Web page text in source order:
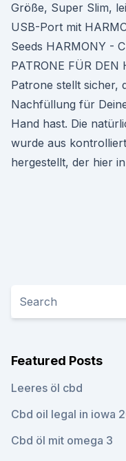
Größe, Super Slim,
USB-Port mit
Seeds HARMONY -
PATRONE FÜR
Patrone stellt sicher,
Nachfüllung für
Hand hast. Die
wurde aus
hergestellt, der hier
Featured Posts
Leeres öl cbd
Cbd oil legal in iowa
Cbd öl mit omega 3